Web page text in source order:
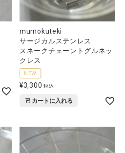
mumokuteki
サージカルステンレス
スネークチェーントグルネッ
クレス
NEW
¥3,300 税込
カートに入れる